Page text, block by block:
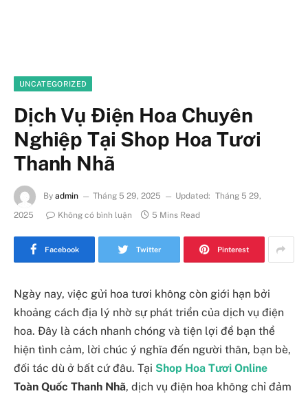
UNCATEGORIZED
Dịch Vụ Điện Hoa Chuyên
Nghiệp Tại Shop Hoa Tươi
Thanh Nhã
By admin Tháng 5 29, 2025 Updated: Tháng 5 29,
2025
Không có bình luận 5 Mins Read
Facebook Twitter Pinterest
Ngày nay, việc gửi hoa tươi không còn giới hạn bởi
khoảng cách địa lý nhờ sự phát triển của dịch vụ điện
hoa. Đây là cách nhanh chóng và tiện lợi để bạn thể
hiện tình cảm, lời chúc ý nghĩa đến người thân, bạn bè,
đối tác dù ở bất cứ đâu. Tại Shop Hoa Tươi Online
Toàn Quốc Thanh Nhã, dịch vụ điện hoa không chỉ đảm